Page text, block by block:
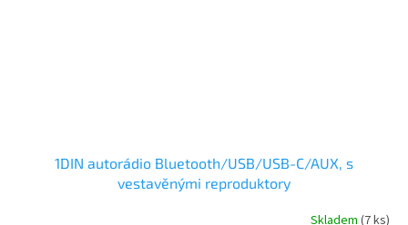
1DIN autorádio Bluetooth/USB/USB-C/AUX, s
vestavěnými reproduktory
Skladem (7 ks)